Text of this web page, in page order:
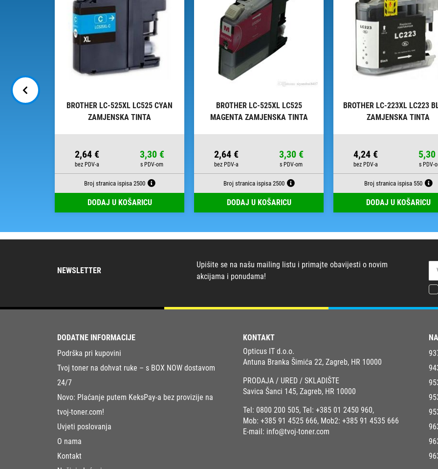
BROTHER LC-525XL LC525 CYAN
ZAMJENSKA TINTA
2,64 € 3,30 €
Broj stranica ispisa 2500
DODAJ U KOŠARICU
BROTHER LC-525XL LC525
MAGENTA ZAMJENSKA TINTA
2,64 € 3,30 €
Broj stranica ispisa 2500
DODAJ U KOŠARICU
BROTHER LC-223XL LC223
ZAMJENSKA TINTA
4,24 € 5,30
Broj stranica ispisa 550
DODAJ U KOŠARICU
NEWSLETTER
Upišite se na našu mailing listu i primajte obavijesti o novim
akcijama i ponudama!
DODATNE INFORMACIJE
Podrška pri kupovini
Tvoj toner na dohvat ruke – s BOX NOW dostavom
24/7
Novo: Plaćanje putem KeksPay-a bez provizije na
tvoj-toner.com!
Uvjeti poslovanja
O nama
Kontakt
KONTAKT
Opticus IT d.o.o.
Antuna Branka Šimića 22, Zagreb, HR 10000
PRODAJA / URED / SKLADIŠTE
Savica Šanci 145, Zagreb, HR 10000
Tel: 0800 200 505, Tel: +385 01 2450 960,
Mob: +385 91 4525 666, Mob2: +385 91 4535 666
E-mail: info@tvoj-toner.com